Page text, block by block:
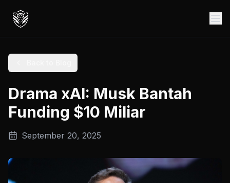
Drama xAI: Musk Bantah
Funding $10 Miliar
September 20, 2025